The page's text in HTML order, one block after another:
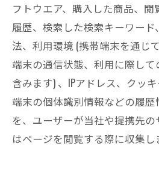
フトウエア、購入した商品、
履歴、検索した検索キーワー
法、利用環境 (携帯端末を通じ
端末の通信状態、利用に際し
含みます) 、IPアドレス、クッ
端末の個体識別情報などの履
を、ユーザーが当社や提携先
はページを閲覧する際に収集し